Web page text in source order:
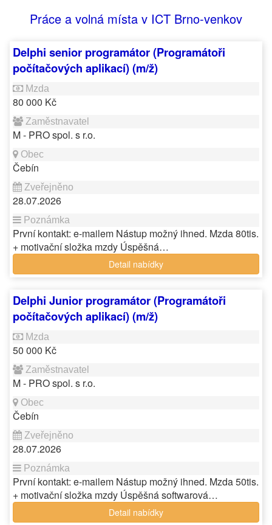
Práce a volná místa v ICT Brno-venkov
Delphi senior programátor (Programátoři
počítačových aplikací) (m/ž)
80 000 Kč
M - PRO spol. s r.o.
Čebín
28.07.2026
První kontakt: e-mailem Nástup možný ihned. Mzda 80tis.
+ motivační složka mzdy Úspěšná…
Detail nabídky
Delphi Junior programátor (Programátoři
počítačových aplikací) (m/ž)
50 000 Kč
M - PRO spol. s r.o.
Čebín
28.07.2026
První kontakt: e-mailem Nástup možný ihned. Mzda 50tis.
+ motivační složka mzdy Úspěšná softwarová…
Detail nabídky